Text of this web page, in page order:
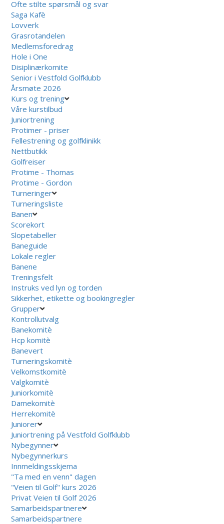
Ofte stilte spørsmål og svar
Saga Kafè
Lovverk
Grasrotandelen
Medlemsforedrag
Hole i One
Disiplinærkomite
Senior i Vestfold Golfklubb
Årsmøte 2026
Kurs og trening
Våre kurstilbud
Juniortrening
Protimer - priser
Fellestrening og golfklinikk
Nettbutikk
Golfreiser
Protime - Thomas
Protime - Gordon
Turneringer
Turneringsliste
Banen
Scorekort
Slopetabeller
Baneguide
Lokale regler
Banene
Treningsfelt
Instruks ved lyn og torden
Sikkerhet, etikette og bookingregler
Grupper
Kontrollutvalg
Banekomitè
Hcp komitè
Banevert
Turneringskomitè
Velkomstkomitè
Valgkomitè
Juniorkomitè
Damekomitè
Herrekomitè
Juniorer
Juniortrening på Vestfold Golfklubb
Nybegynner
Nybegynnerkurs
Innmeldingsskjema
"Ta med en venn" dagen
"Veien til Golf" kurs 2026
Privat Veien til Golf 2026
Samarbeidspartnere
Samarbeidspartnere